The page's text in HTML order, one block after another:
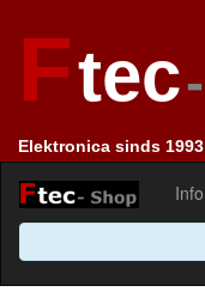
Ftec
Elektronica sinds
Info